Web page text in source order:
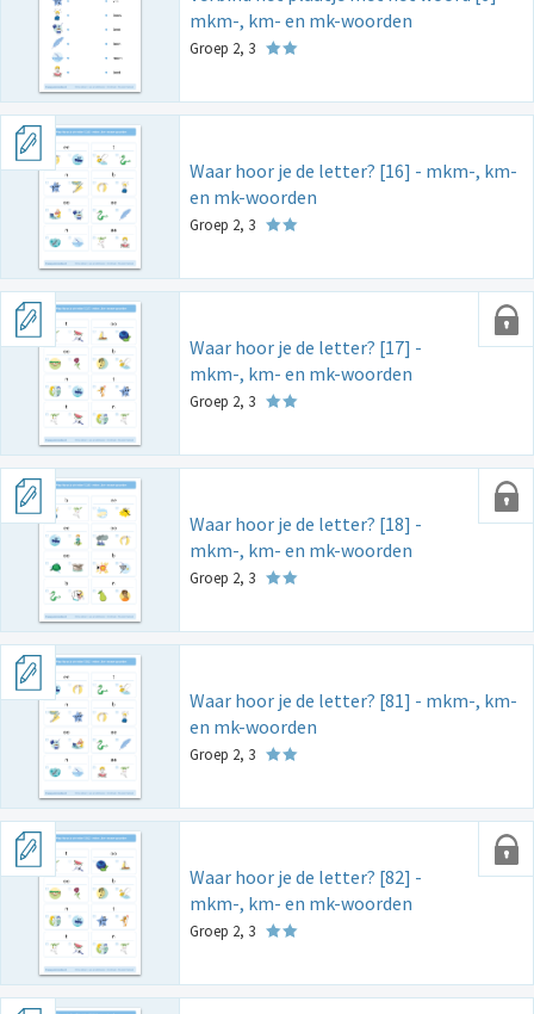
mkm-, km- en mk-woorden
Groep 2, 3
Waar hoor je de letter? [16] - mkm-, km-
en mk-woorden
Groep 2, 3
Waar hoor je de letter? [17] -
mkm-, km- en mk-woorden
Groep 2, 3
Waar hoor je de letter? [18] -
mkm-, km- en mk-woorden
Groep 2, 3
Waar hoor je de letter? [81] - mkm-, km-
en mk-woorden
Groep 2, 3
Waar hoor je de letter? [82] -
mkm-, km- en mk-woorden
Groep 2, 3